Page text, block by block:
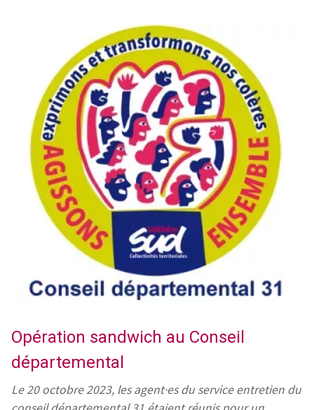
Opération sandwich au Conseil
départemental
Le 20 octobre 2023, les agent·es du service entretien du